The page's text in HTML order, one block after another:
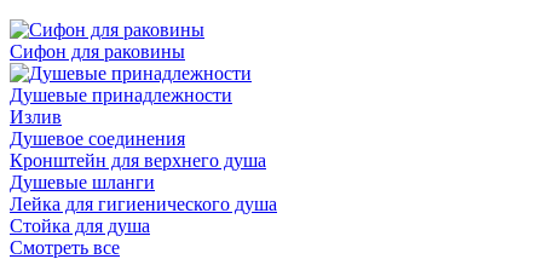
Сифон для раковины
Душевые принадлежности
Излив
Душевое соединения
Кронштейн для верхнего душа
Душевые шланги
Лейка для гигиенического душа
Стойка для душа
Смотреть все